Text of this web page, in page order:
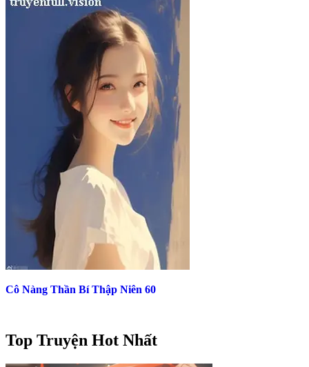
Cô Nàng Thần Bí Thập Niên 60
Top Truyện Hot Nhất